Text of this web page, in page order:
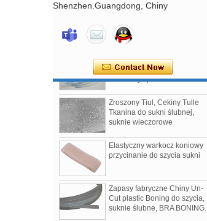
Shenzhen.Guangdong, Chiny
akcesoriów do produkcji
Biustonosze z fiszbinami
powlekane nylonem
Zroszony Tiul, Cekiny Tulle
suknie wieczorowe
Elastyczny warkocz koniowy
suknie ślubne, BRA BONING.
8 mm Poliester niskiej